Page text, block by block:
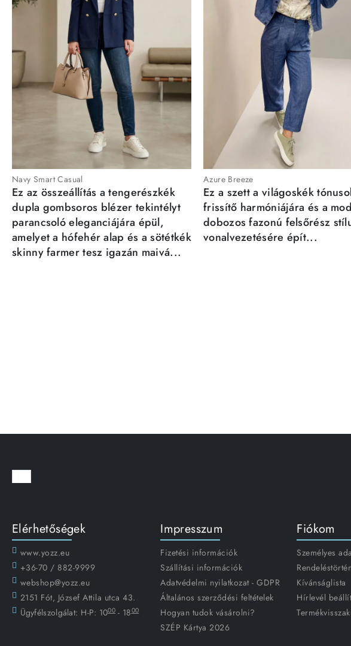
Navy Smart Casual
Ez az összeállítás a tengerészkék
dupla gombsoros blézer tekintélyt
parancsoló eleganciájára épül,
amelyet a hófehér alap és a sötétkék
skinny farmer tesz igazán maivá...
Azure Breeze
Ez a szett a világoskék
frissítő harmóniájára és a
dobozos fazonú felsőrész
vonalvezetésére épít...
Elérhetőségek
www.yozz.eu
+36-70 / 882-9999
webshop@yozz.eu
2151 Fót, József Attila utca 43.
Ügyfélszolgálat: H-P: 1000 - 1800
Impresszum
Fizetési információk
Szállítási információk
Adatvédelmi nyilatkozat - GDPR
Általános szerződési feltételek
Hogyan tudok vásárolni?
SZÉP Kártya 2026
Fiókom
Személyes
Kívánságlista
Hírlevél